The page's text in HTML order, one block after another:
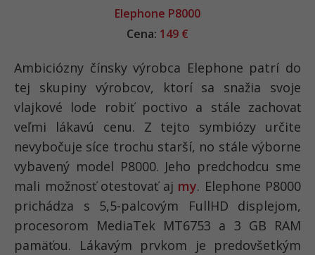
Elephone P8000
Cena: 149 €
Ambiciózny čínsky výrobca Elephone patrí do
tej skupiny výrobcov, ktorí sa snažia svoje
vlajkové lode robiť poctivo a stále zachovať
veľmi lákavú cenu. Z tejto symbiózy určite
nevybočuje síce trochu starší, no stále výborne
vybavený model P8000. Jeho predchodcu sme
mali možnosť otestovať aj my. Elephone P8000
prichádza s 5,5-palcovým FullHD displejom,
procesorom MediaTek MT6753 a 3 GB RAM
pamäťou. Lákavým prvkom je predovšetkým